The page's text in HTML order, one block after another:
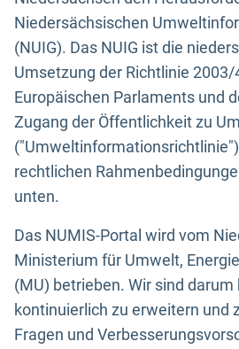
Niedersächsischen
(NUIG). Das NUIG ist die
Umsetzung der Richtlinie 2003/
Europäischen Parlaments und
Zugang der Öffentlichkeit zu
rechtlichen
unten.
Das NUMIS-Portal wird vom
Ministerium für Umwelt,
(MU) betrieben. Wir sind
kontinuierlich zu erweitern und
Fragen und